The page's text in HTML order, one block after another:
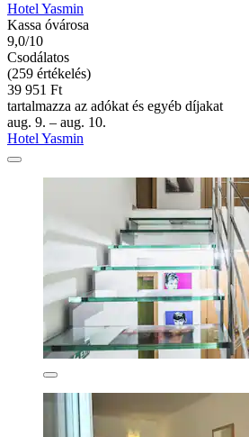
Hotel Yasmin
Kassa óvárosa
9,0/10
Csodálatos
(259 értékelés)
39 951 Ft
tartalmazza az adókat és egyéb díjakat
aug. 9. – aug. 10.
Hotel Yasmin